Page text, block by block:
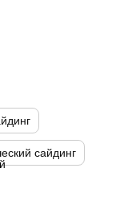
сайдинг